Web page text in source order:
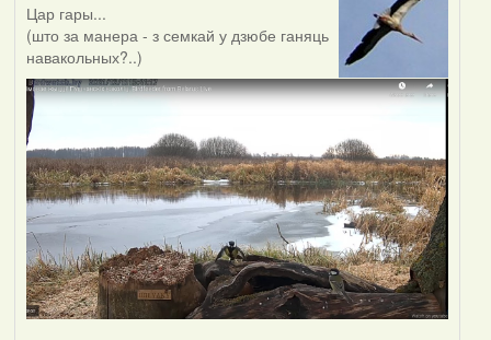
Цар гары...
(што за манера - з семкай у дзюбе ганяць
навакольных?..)